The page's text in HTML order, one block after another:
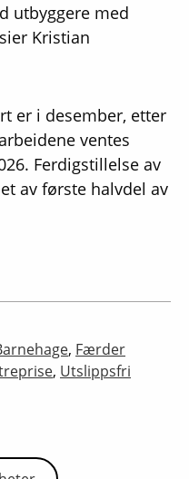
utbyggere med
Kristian
er i desember, etter
ventes
Ferdigstillelse av
av første halvdel av
, Færder
, Utslippsfri